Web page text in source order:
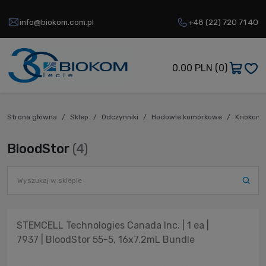
info@biokom.com.pl +48 (22) 720 71 40
0.00 PLN (0)
Strona główna Sklep Odczynniki Hodowle komórkowe
BloodStor (4)
STEMCELL Technologies Canada Inc. | 1 ea |
7937 | BloodStor 55-5, 16x7.2mL Bundle